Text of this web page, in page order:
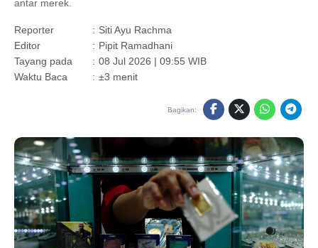
antar merek.
Reporter : Siti Ayu Rachma
Editor
: Pipit Ramadhani
Tayang pada
: 08 Jul 2026 | 09:55 WIB
Waktu Baca
: ±3 menit
Bagikan: